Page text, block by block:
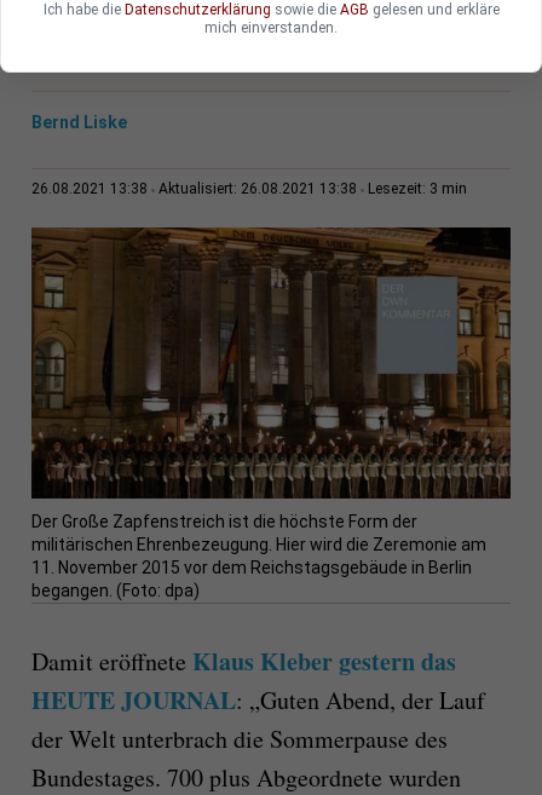
worden - auf unbestimmte Zeit.
Bernd Liske
26.08.2021 13:38 Aktualisiert: 26.08.2021 13:38 Lesezeit: 3 min
Der Große Zapfenstreich ist die höchste Form der
militärischen Ehrenbezeugung. Hier wird die Zeremonie am
11. November 2015 vor dem Reichstagsgebäude in Berlin
begangen. (Foto: dpa)
Damit eröffnete Klaus Kleber gestern das
HEUTE JOURNAL: „Guten Abend, der Lauf
der Welt unterbrach die Sommerpause des
Bundestages. 700 plus Abgeordnete wurden
Ich habe die Datenschutzerklärung sowie die AGB gelesen und erkläre
mich einverstanden.